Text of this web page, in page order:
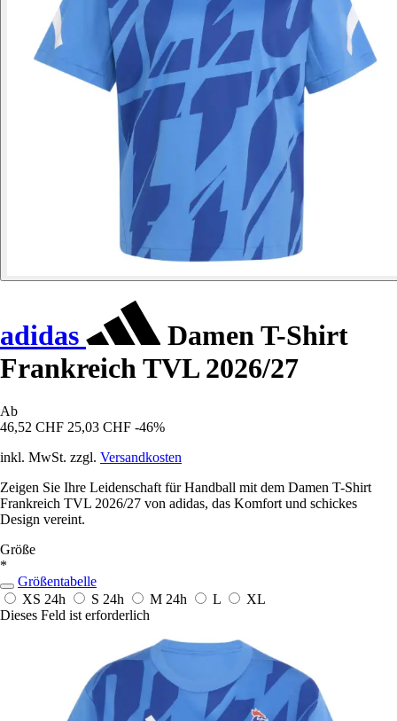
adidas
Damen T-Shirt
Frankreich TVL 2026/27
Ab
46,52 CHF 25,03 CHF -46%
inkl. MwSt. zzgl. Versandkosten
Zeigen Sie Ihre Leidenschaft für Handball mit dem Damen T-Shirt
Frankreich TVL 2026/27 von adidas, das Komfort und schickes
Design vereint.
Größe
*
Größentabelle
XS 24h S 24h M 24h L
XL
Dieses Feld ist erforderlich